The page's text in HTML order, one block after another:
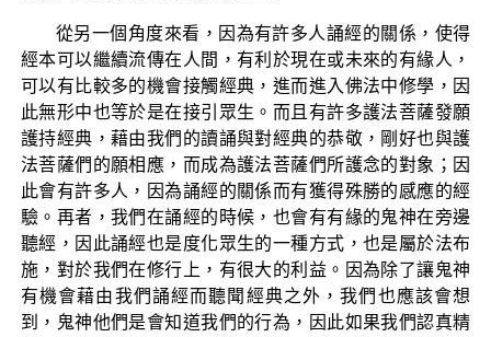
從另一個角度來看，因為有許多人誦經的關係，使得
經本可以繼續流傳在人間，有利於現在或未來的有緣人，
可以有比較多的機會接觸經典，進而進入佛法中修學，因
此無形中也等於是在接引眾生。而且有許多護法菩薩發願
護持經典，藉由我們的讀誦與對經典的恭敬，剛好也與護
法菩薩們的願相應，而成為護法菩薩們所護念的對象；因
此會有許多人，因為誦經的關係而有獲得殊勝的感應的經
驗。再者，我們在誦經的時候，也會有有緣的鬼神在旁邊
聽經，因此誦經也是度化眾生的一種方式，也是屬於法布
施，對於我們在修行上，有很大的利益。因為除了讓鬼神
有機會藉由我們誦經而聽聞經典之外，我們也應該會想
到，鬼神他們是會知道我們的行為，因此如果我們認真精